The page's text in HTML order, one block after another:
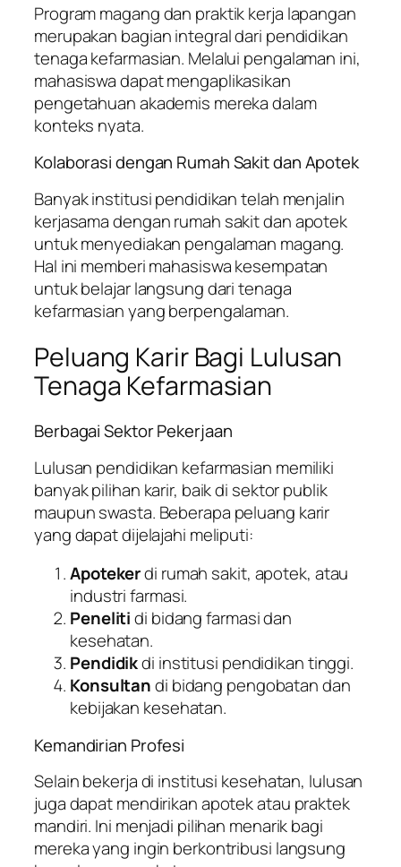
Program magang dan praktik kerja lapangan
merupakan bagian integral dari pendidikan
tenaga kefarmasian. Melalui pengalaman ini,
mahasiswa dapat mengaplikasikan
pengetahuan akademis mereka dalam
konteks nyata.
Kolaborasi dengan Rumah Sakit dan Apotek
Banyak institusi pendidikan telah menjalin
kerjasama dengan rumah sakit dan apotek
untuk menyediakan pengalaman magang.
Hal ini memberi mahasiswa kesempatan
untuk belajar langsung dari tenaga
kefarmasian yang berpengalaman.
Peluang Karir Bagi Lulusan
Tenaga Kefarmasian
Berbagai Sektor Pekerjaan
Lulusan pendidikan kefarmasian memiliki
banyak pilihan karir, baik di sektor publik
maupun swasta. Beberapa peluang karir
yang dapat dijelajahi meliputi:
Apotekerdi rumah sakit, apotek, atau
industri farmasi.
Penelitidi bidang farmasi dan
kesehatan.
Pendidikdi institusi pendidikan tinggi.
Konsultandi bidang pengobatan dan
kebijakan kesehatan.
Kemandirian Profesi
Selain bekerja di institusi kesehatan, lulusan
juga dapat mendirikan apotek atau praktek
mandiri. Ini menjadi pilihan menarik bagi
mereka yang ingin berkontribusi langsung